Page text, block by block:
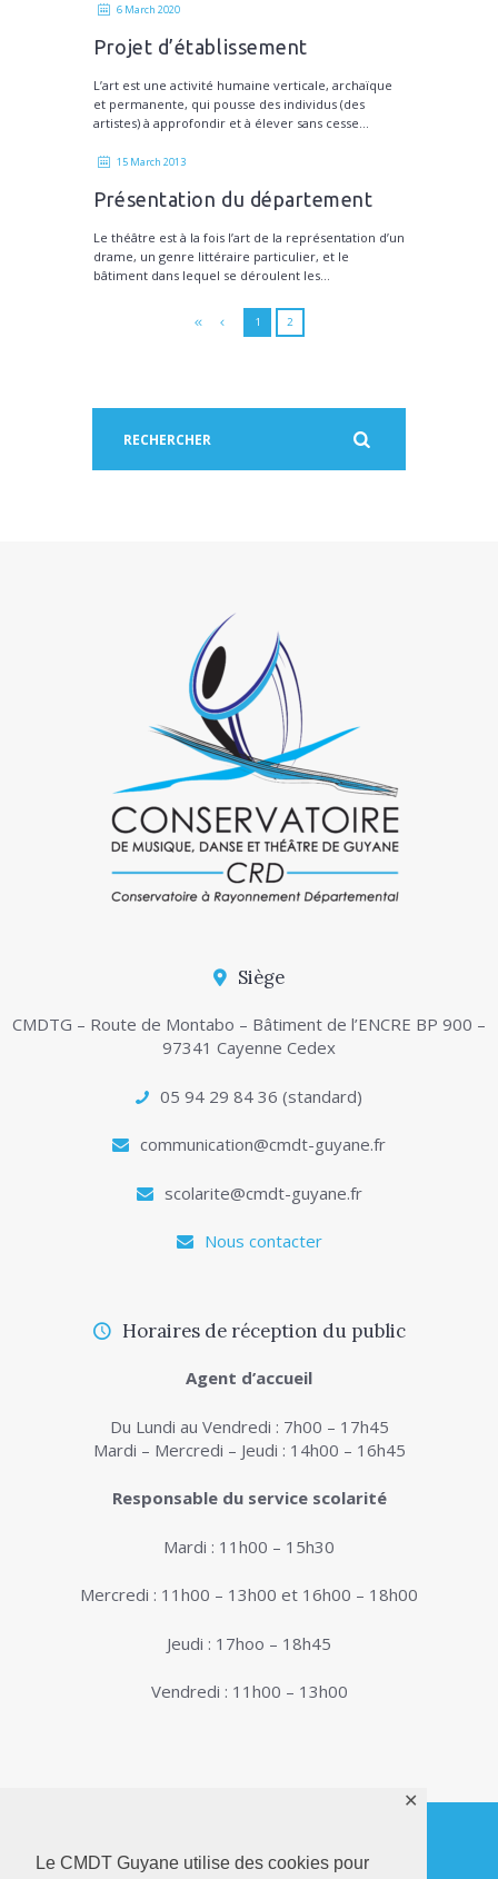
Le CMDT Guyane utilise des cookies pour
✕
6 March 2020
Projet d’établissement
L’art est une activité humaine verticale, archaïque
et permanente, qui pousse des individus (des
artistes) à approfondir et à élever sans cesse...
15 March 2013
Présentation du département
Le théâtre est à la fois l’art de la représentation d’un
drame, un genre littéraire particulier, et le
bâtiment dans lequel se déroulent les...
1 2
Siège
CMDTG – Route de Montabo – Bâtiment de l’ENCRE BP 900 –
97341 Cayenne Cedex
05 94 29 84 36 (standard)
communication@cmdt-guyane.fr
scolarite@cmdt-guyane.fr
Nous contacter
Horaires de réception du public
Agent d’accueil
Du Lundi au Vendredi : 7h00 – 17h45
Mardi – Mercredi – Jeudi : 14h00 – 16h45
Responsable du service scolarité
Mardi : 11h00 – 15h30
Mercredi : 11h00 – 13h00 et 16h00 – 18h00
Jeudi : 17hoo – 18h45
Vendredi : 11h00 – 13h00